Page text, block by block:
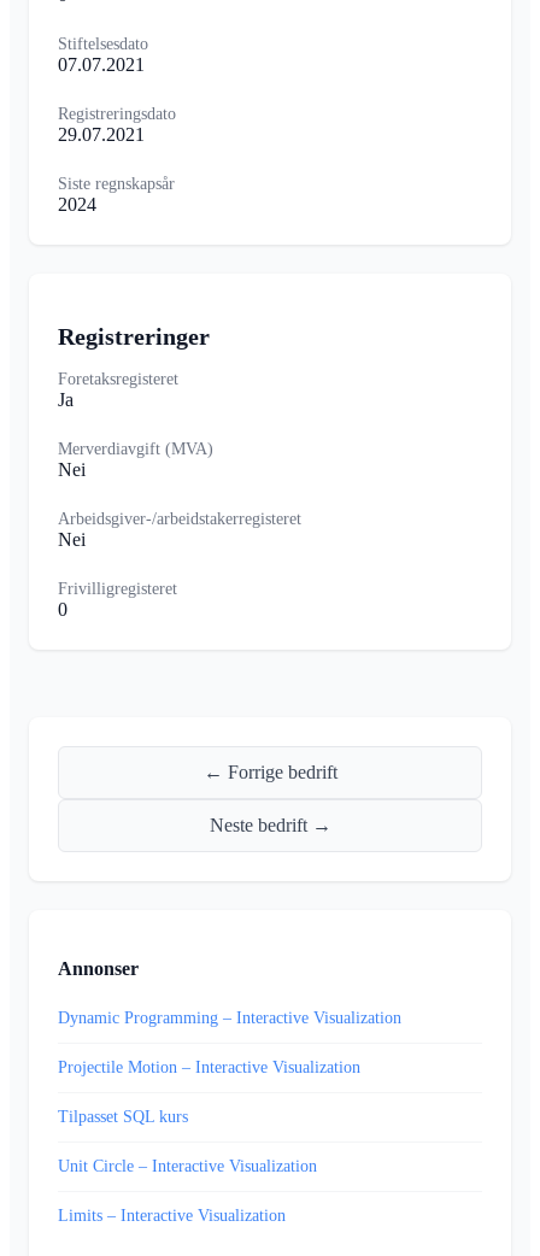
Stiftelsesdato
07.07.2021
Registreringsdato
29.07.2021
Siste regnskapsår
2024
Registreringer
Foretaksregisteret
Ja
Merverdiavgift (MVA)
Nei
Arbeidsgiver-/arbeidstakerregisteret
Nei
Frivilligregisteret
0
← Forrige bedrift
Neste bedrift →
Annonser
Dynamic Programming – Interactive Visualization
Projectile Motion – Interactive Visualization
Tilpasset SQL kurs
Unit Circle – Interactive Visualization
Limits – Interactive Visualization